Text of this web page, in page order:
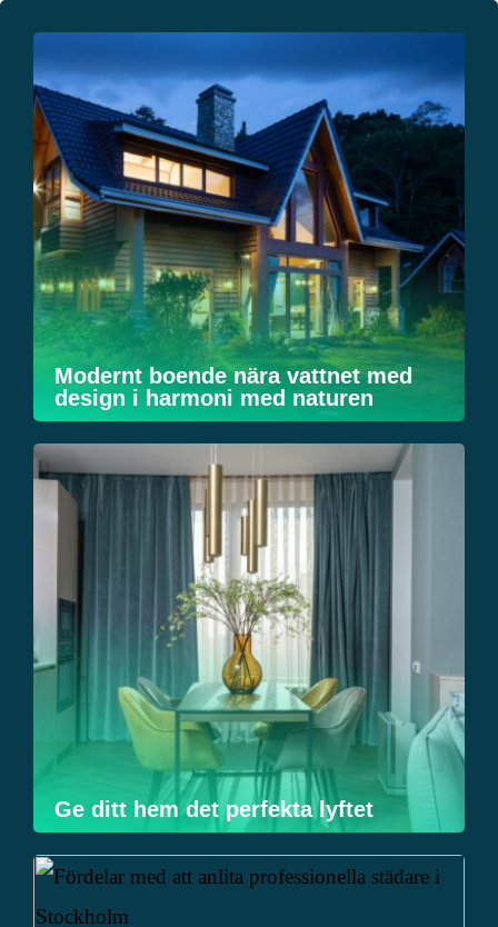
Modernt boende nära vattnet med
design i harmoni med naturen
Ge ditt hem det perfekta lyftet